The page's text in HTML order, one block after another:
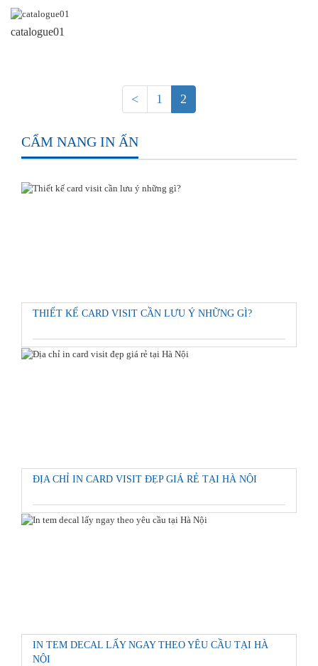
catalogue01
< 1 2
CẨM NANG IN ẤN
THIẾT KẾ CARD VISIT CẦN LƯU Ý NHỮNG GÌ?
ĐỊA CHỈ IN CARD VISIT ĐẸP GIÁ RẺ TẠI HÀ NỘI
IN TEM DECAL LẤY NGAY THEO YÊU CẦU TẠI HÀ
NỘI